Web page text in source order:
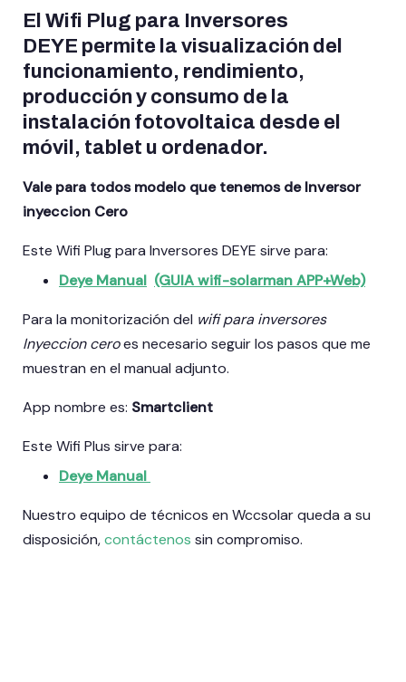
El Wifi Plug para Inversores
DEYE permite la visualización del
funcionamiento, rendimiento,
producción y consumo de la
instalación fotovoltaica desde el
móvil, tablet u ordenador.
Vale para todos modelo que tenemos de Inversor
inyeccion Cero
Este Wifi Plug para Inversores DEYE sirve para:
Deye Manual (GUIA wifi-solarman APP+Web)
Para la monitorización del wifi para inversores
Inyeccion ceroes necesario seguir los pasos que me
muestran en el manual adjunto.
App nombre es: Smartclient
Este Wifi Plus sirve para:
Deye Manual
Nuestro equipo de técnicos en Wccsolar queda a su
disposición,contáctenos sin compromiso.